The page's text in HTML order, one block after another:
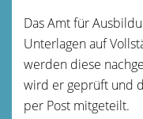
Das Amt für
Unterlagen auf
werden diese
wird er geprüft und
per Post mitgeteilt.